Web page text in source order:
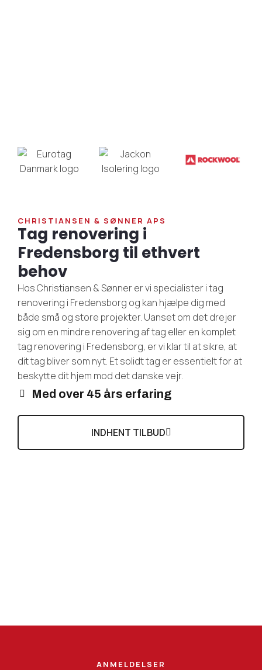
CHRISTIANSEN & SØNNER APS
Tag renovering i
Fredensborg til ethvert
behov
Hos Christiansen & Sønner er vi specialister i tag
renovering i Fredensborg og kan hjælpe dig med
både små og store projekter. Uanset om det drejer
sig om en mindre renovering af tag eller en komplet
tag renovering i Fredensborg, er vi klar til at sikre, at
dit tag bliver som nyt. Et solidt tag er essentielt for at
beskytte dit hjem mod det danske vejr.
Med over 45 års erfaring
INDHENT TILBUD
ANMELDELSER